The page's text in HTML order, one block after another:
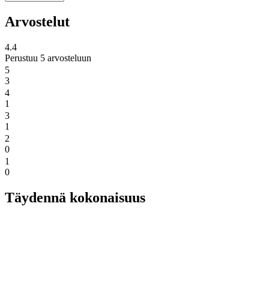
Arvostelut
4.4
Perustuu 5 arvosteluun
5
3
4
1
3
1
2
0
1
0
Täydennä kokonaisuus